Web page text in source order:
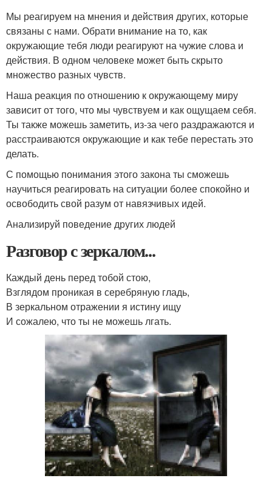
Мы реагируем на мнения и действия других, которые
связаны с нами. Обрати внимание на то, как
окружающие тебя люди реагируют на чужие слова и
действия. В одном человеке может быть скрыто
множество разных чувств.
Наша реакция по отношению к окружающему миру
зависит от того, что мы чувствуем и как ощущаем себя.
Ты также можешь заметить, из-за чего раздражаются и
расстраиваются окружающие и как тебе перестать это
делать.
С помощью понимания этого закона ты сможешь
научиться реагировать на ситуации более спокойно и
освободить свой разум от навязчивых идей.
Анализируй поведение других людей
Разговор с зеркалом...
Каждый день перед тобой стою,
Взглядом проникая в серебряную гладь,
В зеркальном отражении я истину ищу
И сожалею, что ты не можешь лгать.